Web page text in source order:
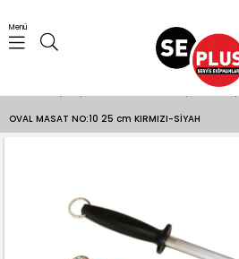
Menü
Gıda Hazırlama Ekipmanları
OVAL MASAT NO:10 25 cm KIRMIZI-SİYAH